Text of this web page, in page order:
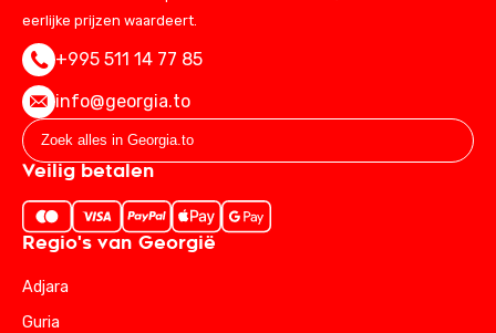
eerlijke prijzen waardeert.
+995 511 14 77 85
info@georgia.to
Veilig betalen
Regio's van Georgië
Adjara
Guria